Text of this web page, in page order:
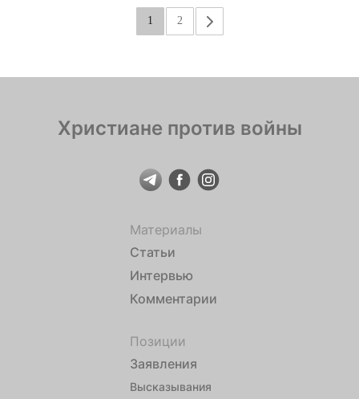
1 2 »
Христиане против войны
Материалы
Статьи
Интервью
Комментарии
Позиции
Заявления
Высказывания